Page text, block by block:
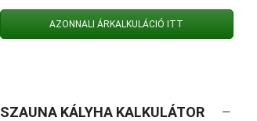
AZONNALI ÁRKALKULÁCIÓ ITT
SZAUNA KÁLYHA KALKULÁTOR